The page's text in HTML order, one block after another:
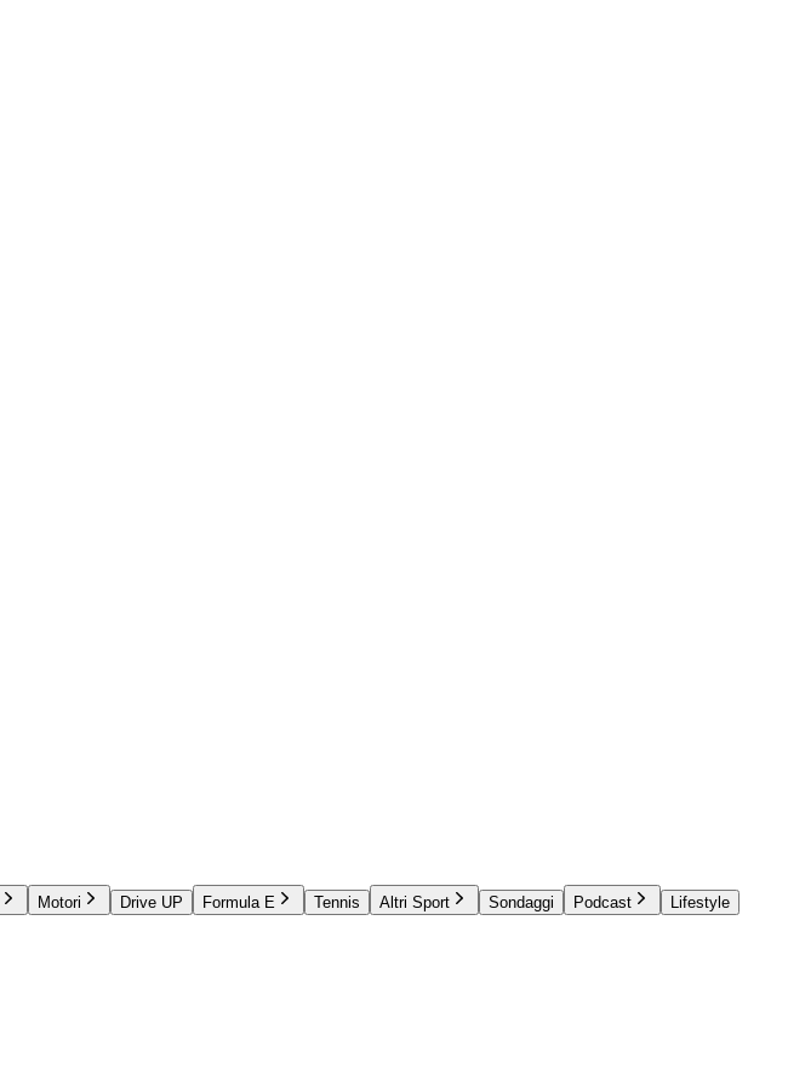
Motori Drive UP Formula E Tennis Altri Sport Sondaggi Podcast
Lifestyle